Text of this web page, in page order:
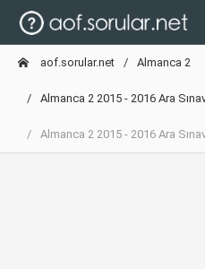
aof.sorular.net Almanca 2
Almanca 2 2015 - 2016 Ara
Almanca 2 2015 - 2016 Ara